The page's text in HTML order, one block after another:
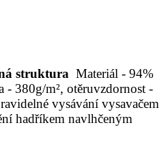
struktura Materiál - 94%
- 380g/m², otěruvzdornost -
vysávání vysavačem
hadříkem navlhčeným